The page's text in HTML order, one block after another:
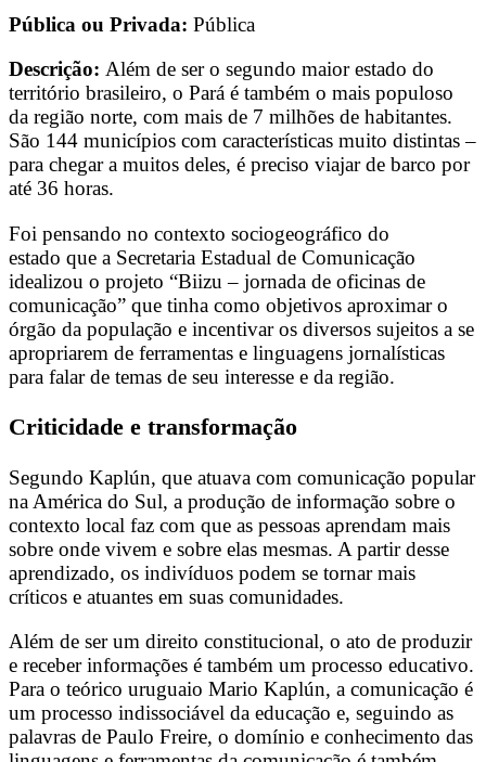
Pública ou Privada: Pública
Descrição: Além de ser o segundo maior estado do
território brasileiro, o Pará é também o mais populoso
da região norte, com mais de 7 milhões de habitantes.
São 144 municípios com características muito distintas –
para chegar a muitos deles, é preciso viajar de barco por
até 36 horas.
Foi pensando no contexto sociogeográfico do
estado que a Secretaria Estadual de Comunicação
idealizou o projeto “Biizu – jornada de oficinas de
comunicação” que tinha como objetivos aproximar o
órgão da população e incentivar os diversos sujeitos a se
apropriarem de ferramentas e linguagens jornalísticas
para falar de temas de seu interesse e da região.
Criticidade e transformação
Segundo Kaplún, que atuava com comunicação popular
na América do Sul, a produção de informação sobre o
contexto local faz com que as pessoas aprendam mais
sobre onde vivem e sobre elas mesmas. A partir desse
aprendizado, os indivíduos podem se tornar mais
críticos e atuantes em suas comunidades.
Além de ser um direito constitucional, o ato de produzir
e receber informações é também um processo educativo.
Para o teórico uruguaio Mario Kaplún, a comunicação é
um processo indissociável da educação e, seguindo as
palavras de Paulo Freire, o domínio e conhecimento das